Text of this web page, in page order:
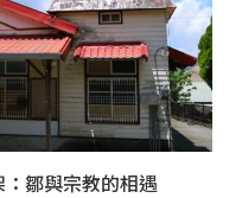
：鄒與宗教的相遇